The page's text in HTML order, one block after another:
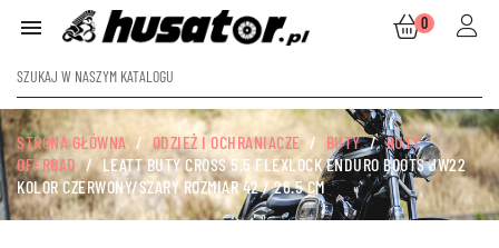
 0
STRONA GŁÓWNA ODZIEŻ I OCHRANIACZE BUTY
BUTY
OFFROAD
LEATT BUTY CROSS 5.5 FLEXLOCK ENDURO BOOTS JW22
KOLOR CZERWONY/SZARY ROZMIAR 42 / 26.5 CM